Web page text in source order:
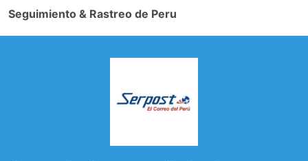
Seguimiento & Rastreo de Peru